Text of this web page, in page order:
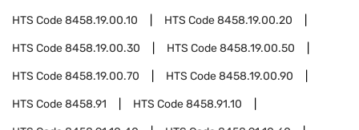
HTS Code8458.19.00.10 HTS Code8458.19.00.20
HTS Code8458.19.00.30 HTS Code8458.19.00.50
HTS Code8458.19.00.70 HTS Code8458.19.00.90
HTS Code8458.91 HTS Code8458.91.10